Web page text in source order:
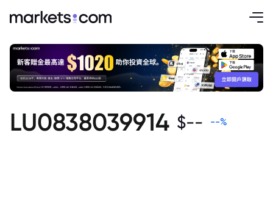
LU0838039914 $-- --%